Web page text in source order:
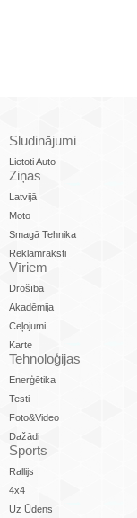
Sludinājumi
Lietoti Auto
Ziņas
Latvijā
Moto
Smagā Tehnika
Reklāmraksti
Vīriem
Drošība
Akadēmija
Ceļojumi
Karte
Tehnoloģijas
Enerģētika
Testi
Foto&Video
Dažādi
Sports
Rallijs
4x4
Uz Ūdens